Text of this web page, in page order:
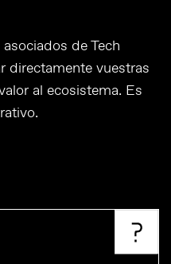
de Tech
directamente vuestras
al ecosistema. Es